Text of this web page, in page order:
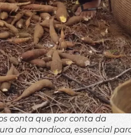
conta que por conta da
da mandioca, essencial